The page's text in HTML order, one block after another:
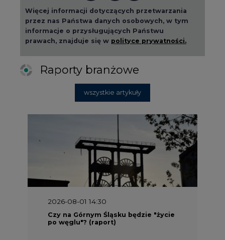
Więcej informacji dotyczących przetwarzania
przez nas Państwa danych osobowych, w tym
informacje o przysługujących Państwu
prawach, znajduje się w polityce prywatności.
Raporty branżowe
wszystkie artykuły
2026-08-01 14:30
Czy na Górnym Śląsku będzie "życie
po węglu"? (raport)